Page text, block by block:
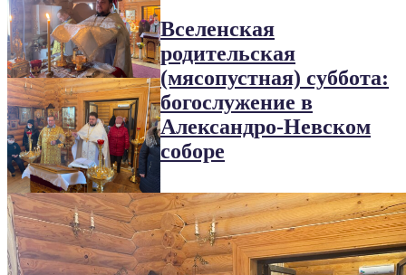
Вселенская
родительская
(мясопустная) суббота:
богослужение в
Александро-Невском
соборе